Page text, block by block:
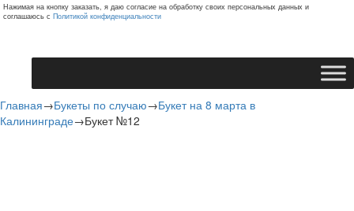
Нажимая на кнопку заказать, я даю согласие на обработку своих персональных данных и
соглашаюсь с Политикой конфиденциальности
Главная→Букеты по случаю→Букет на 8 марта в
Калининграде→Букет №12